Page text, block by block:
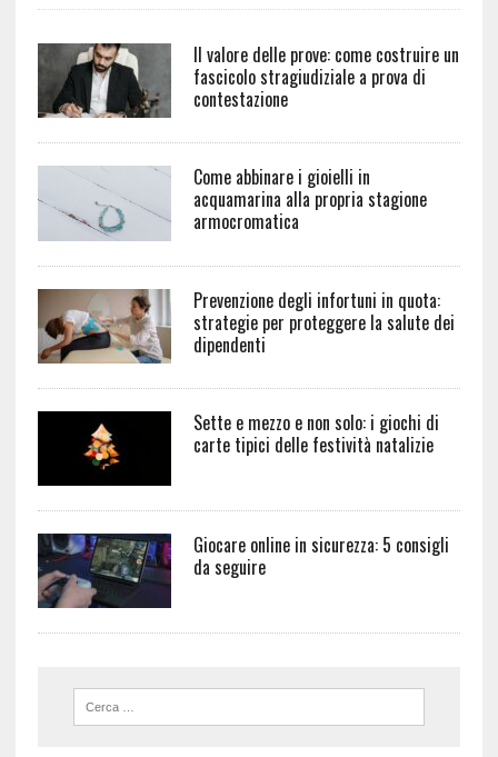
Il valore delle prove: come costruire un
fascicolo stragiudiziale a prova di
contestazione
Come abbinare i gioielli in
acquamarina alla propria stagione
armocromatica
Prevenzione degli infortuni in quota:
strategie per proteggere la salute dei
dipendenti
Sette e mezzo e non solo: i giochi di
carte tipici delle festività natalizie
Giocare online in sicurezza: 5 consigli
da seguire